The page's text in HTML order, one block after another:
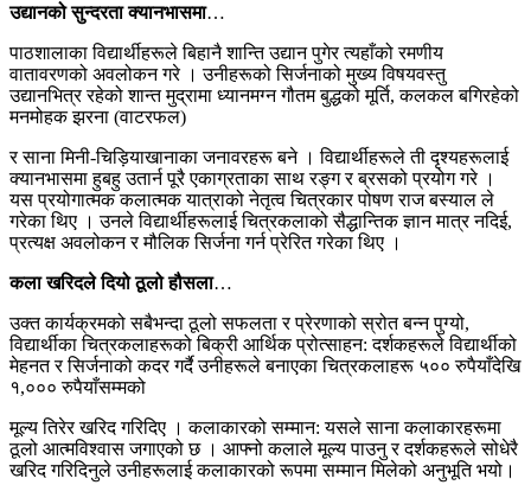
उद्यानको सुन्दरता क्यानभासमा…
पाठशालाका विद्यार्थीहरूले बिहानै शान्ति उद्यान पुगेर त्यहाँको रमणीय
वातावरणको अवलोकन गरे । उनीहरूको सिर्जनाको मुख्य विषयवस्तु
उद्यानभित्र रहेको शान्त मुद्रामा ध्यानमग्न गौतम बुद्धको मूर्ति, कलकल बगिरहेको
मनमोहक झरना (वाटरफल)
र साना मिनी-चिड़ियाखानाका जनावरहरू बने । विद्यार्थीहरूले ती दृश्यहरूलाई
क्यानभासमा हुबहु उतार्न पूरै एकाग्रताका साथ रङ्ग र ब्रसको प्रयोग गरे ।
यस प्रयोगात्मक कलात्मक यात्राको नेतृत्व चित्रकार पोषण राज बस्याल ले
गरेका थिए । उनले विद्यार्थीहरूलाई चित्रकलाको सैद्धान्तिक ज्ञान मात्र नदिई,
प्रत्यक्ष अवलोकन र मौलिक सिर्जना गर्न प्रेरित गरेका थिए ।
कला खरिदले दियो ठूलो हौसला…
उक्त कार्यक्रमको सबैभन्दा ठूलो सफलता र प्रेरणाको स्रोत बन्न पुग्यो,
विद्यार्थीका चित्रकलाहरूको बिक्री आर्थिक प्रोत्साहन: दर्शकहरूले विद्यार्थीको
मेहनत र सिर्जनाको कदर गर्दै उनीहरूले बनाएका चित्रकलाहरू ५०० रुपैयाँदेखि
१,००० रुपैयाँसम्मको
मूल्य तिरेर खरिद गरिदिए । कलाकारको सम्मान: यसले साना कलाकारहरूमा
ठूलो आत्मविश्वास जगाएको छ । आफ्नो कलाले मूल्य पाउनु र दर्शकहरूले सोधेरै
खरिद गरिदिनुले उनीहरूलाई कलाकारको रूपमा सम्मान मिलेको अनुभूति भयो।